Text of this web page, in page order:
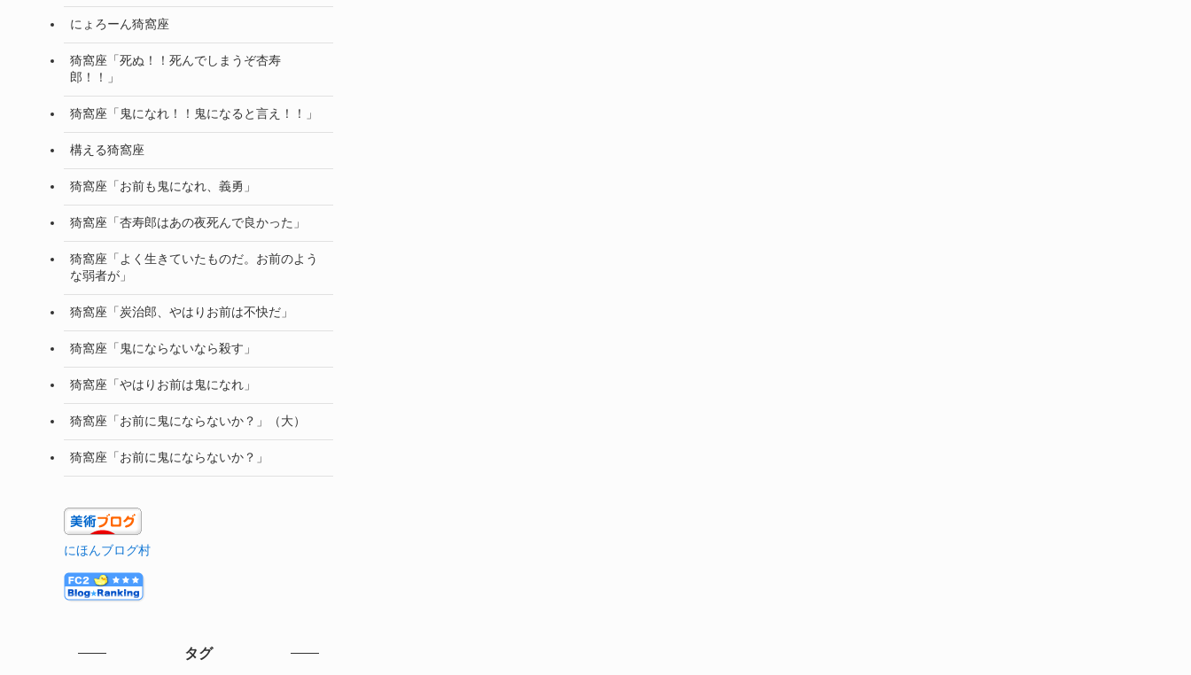
にょろーん猗窩座
猗窩座「死ぬ！！死んでしまうぞ杏寿
郎！！」
猗窩座「鬼になれ！！鬼になると言え！！」
構える猗窩座
猗窩座「お前も鬼になれ、義勇」
猗窩座「杏寿郎はあの夜死んで良かった」
猗窩座「よく生きていたものだ。お前のよう
な弱者が」
猗窩座「炭治郎、やはりお前は不快だ」
猗窩座「鬼にならないなら殺す」
猗窩座「やはりお前は鬼になれ」
猗窩座「お前に鬼にならないか？」（大）
猗窩座「お前に鬼にならないか？」
にほんブログ村
タグ